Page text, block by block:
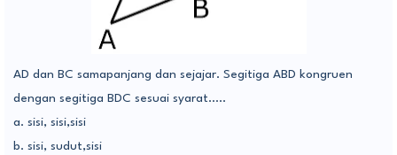
AD dan BC samapanjang dan sejajar. Segitiga ABD kongruen
dengan segitiga BDC sesuai syarat…..
a. sisi, sisi,sisi
b. sisi, sudut,sisi